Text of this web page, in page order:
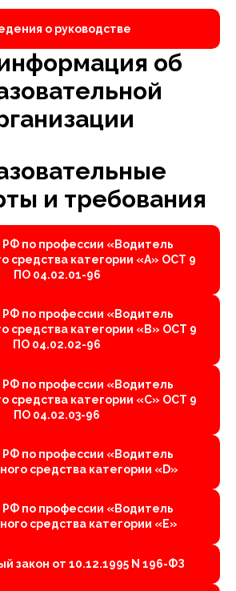
о руководстве
об
и требования
по профессии «Водитель
средства категории «А» ОСТ 9
ПО 04.02.01-96
по профессии «Водитель
средства категории «B» ОСТ 9
ПО 04.02.02-96
по профессии «Водитель
средства категории «C» ОСТ 9
ПО 04.02.03-96
по профессии «Водитель
средства категории «D»
по профессии «Водитель
средства категории «E»
закон от 10.12.1995 N 196-ФЗ